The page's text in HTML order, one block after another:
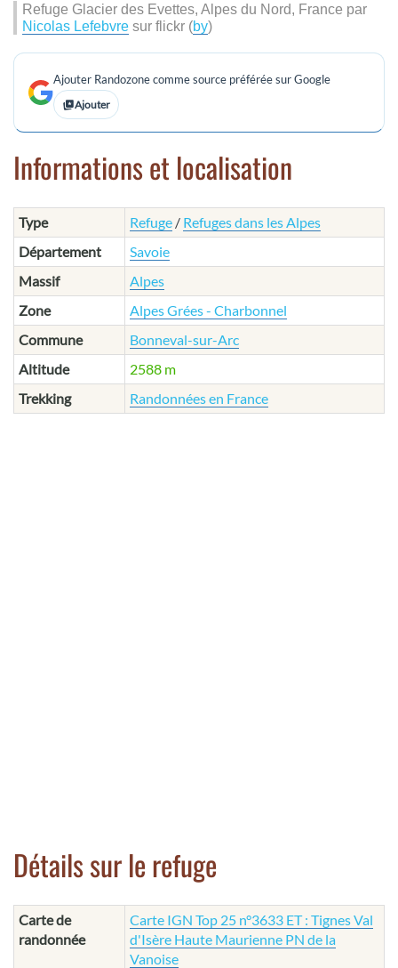
Refuge Glacier des Evettes, Alpes du Nord, France par
Nicolas Lefebvre sur flickr (by)
Ajouter Randozone comme source préférée sur Google
Ajouter
Informations et localisation
Type Refuge / Refuges dans les Alpes
Département
Savoie
Massif
Alpes
Zone
Alpes Grées - Charbonnel
Commune
Bonneval-sur-Arc
Altitude
2588 m
Trekking
Randonnées en France
Détails sur le refuge
Carte de
randonnée
Carte IGN Top 25 n°3633 ET : Tignes Val
d'Isère Haute Maurienne PN de la
Vanoise